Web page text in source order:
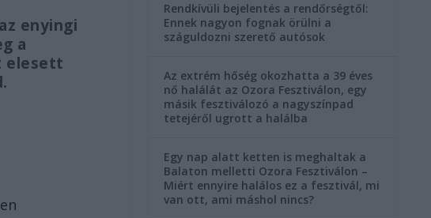
enyingi
a
elesett
Rendkívüli bejelentés a rendőrségtől:
Ennek nagyon fognak örülni a
száguldozni szerető autósok
Az extrém hőség okozhatta a 39 éves
nő halálát az Ozora Fesztiválon, egy
másik fesztiválozó a nagyszínpad
tetejéről ugrott a halálba
Egy nap alatt ketten is meghaltak a
Balaton melletti Ozora Fesztiválon –
Miért ennyire halálos ez a fesztivál, mi
van ott, ami máshol nincs?